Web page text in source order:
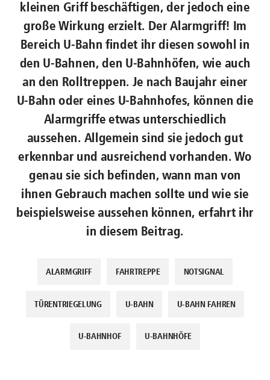
kleinen Griff beschäftigen, der jedoch eine
große Wirkung erzielt. Der Alarmgriff! Im
Bereich U-Bahn findet ihr diesen sowohl in
den U-Bahnen, den U-Bahnhöfen, wie auch
an den Rolltreppen. Je nach Baujahr einer
U-Bahn oder eines U-Bahnhofes, können die
Alarmgriffe etwas unterschiedlich
aussehen. Allgemein sind sie jedoch gut
erkennbar und ausreichend vorhanden. Wo
genau sie sich befinden, wann man von
ihnen Gebrauch machen sollte und wie sie
beispielsweise aussehen können, erfahrt ihr
in diesem Beitrag.
ALARMGRIFF FAHRTREPPE NOTSIGNAL
TÜRENTRIEGELUNG U-BAHN U-BAHN FAHREN
U-BAHNHOF U-BAHNHÖFE